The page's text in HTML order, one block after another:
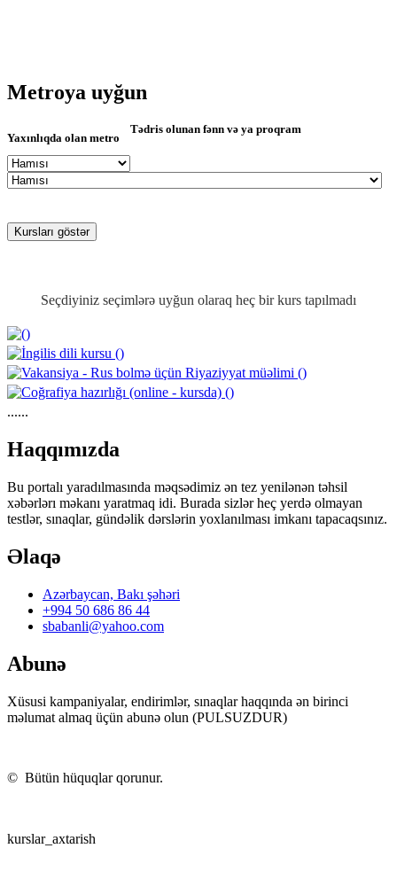
Metroya uyğun
Yaxınlıqda olan metro
Tədris olunan fənn və ya proqram
Seçdiyiniz seçimlərə uyğun olaraq heç bir kurs tapılmadı
......
Haqqımızda
Bu portalı yaradılmasında məqsədimiz ən tez yenilənən təhsil
xəbərlərı məkanı yaratmaq idi. Burada sizlər heç yerdə olmayan
testlər, sınaqlar, gündəlik dərslərin yoxlanılması imkanı tapacaqsınız.
Əlaqə
Azərbaycan, Bakı şəhəri
+994 50 686 86 44
sbabanli@yahoo.com
Abunə
Xüsusi kampaniyalar, endirimlər, sınaqlar haqqında ən birinci
məlumat almaq üçün abunə olun (PULSUZDUR)
© Bütün hüquqlar qorunur.
kurslar_axtarish